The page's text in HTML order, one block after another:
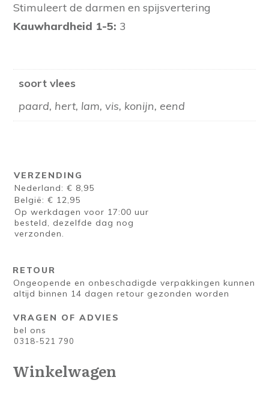
Stimuleert de darmen en spijsvertering
Kauwhardheid 1-5: 3
soort vlees
paard, hert, lam, vis, konijn, eend
VERZENDING
Nederland: € 8,95
België: € 12,95
Op werkdagen voor 17:00 uur
besteld, dezelfde dag nog
verzonden.
RETOUR
Ongeopende en onbeschadigde verpakkingen kunnen
altijd binnen 14 dagen retour gezonden worden
VRAGEN OF ADVIES
bel ons
0318-521 790
Winkelwagen